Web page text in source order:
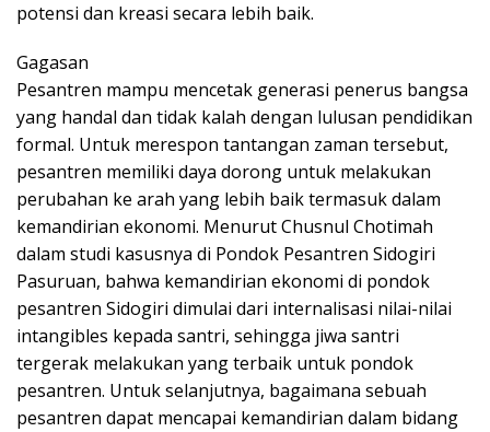
potensi dan kreasi secara lebih baik.
Gagasan
Pesantren mampu mencetak generasi penerus bangsa
yang handal dan tidak kalah dengan lulusan pendidikan
formal. Untuk merespon tantangan zaman tersebut,
pesantren memiliki daya dorong untuk melakukan
perubahan ke arah yang lebih baik termasuk dalam
kemandirian ekonomi. Menurut Chusnul Chotimah
dalam studi kasusnya di Pondok Pesantren Sidogiri
Pasuruan, bahwa kemandirian ekonomi di pondok
pesantren Sidogiri dimulai dari internalisasi nilai-nilai
intangibles kepada santri, sehingga jiwa santri
tergerak melakukan yang terbaik untuk pondok
pesantren. Untuk selanjutnya, bagaimana sebuah
pesantren dapat mencapai kemandirian dalam bidang